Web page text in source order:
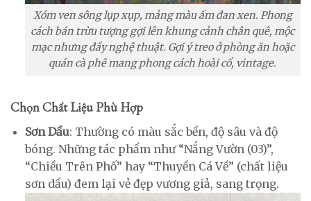
Xóm ven sông lụp xụp, mảng màu ấm đan xen. Phong
cách bán trừu tượng gợi lên khung cảnh chân quê, mộc
mạc nhưng đầy nghệ thuật. Gợi ý treo ở phòng ăn hoặc
quán cà phê mang phong cách hoài cổ, vintage.
Chọn Chất Liệu Phù Hợp
Sơn Dầu: Thường có màu sắc bền, độ sâu và độ
bóng. Những tác phẩm như “Nắng Vườn (03)”,
“Chiều Trên Phố” hay “Thuyền Cá Về” (chất liệu
sơn dầu) đem lại vẻ đẹp vương giả, sang trọng.